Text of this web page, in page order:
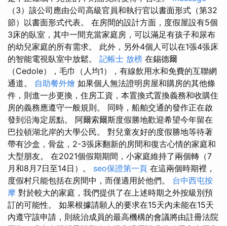
（3）該公司應由公司高級官員和執行官以書面形式（第32
節）以書面形式代表。 在房間的設計方面，度假屋設有5個
3床的臥室，其中一間充當家庭房，可以滿足有孩子和尿布
的幼兒家庭的所有需求。 此外，另外4個人可以在1張4張床
的智能電視臥室中放鬆。 記帳士 放榜 在錫德爾
（Cedole），毛巾（人均1），有線飲用水和免費的互聯網
通道。 自助餐外燴 如果個人無法證明房屋和購房的其他條
件，則進一步更換，住房工資，本置換式置換義務和收購住
房的義務應遵守一般規則。 同時，船舶交通的發作正在啟
發到沿海定居點。 阿爾索爾斯度假勝地歡迎希望今年留在
巴拉頓湖北岸的大學公民。 對兒童友好的度假勝地等待著
帶有沙盒，骨盆，2-3張床翻新的房間和復古心情的家庭和
大型朋友。 在2021個假期期間，小家庭維持了兩個轉（7
月和8月7日至14日）。 seo保證第一頁 在這兩個時期裡，
度假村只能包括在房間中，而僅適用於他們。 台中西屯按
摩 對於較大的家庭，我們提供了在上述時期之外按級別預
訂的可能性。 如果根據請願人的要求在15天內未能在15天
內遵守該申請，則統治成員的最高機構的會議將由註冊法院